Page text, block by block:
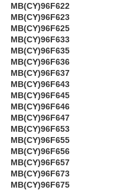
MB(CY)96F622
MB(CY)96F623
MB(CY)96F625
MB(CY)96F633
MB(CY)96F635
MB(CY)96F636
MB(CY)96F637
MB(CY)96F643
MB(CY)96F645
MB(CY)96F646
MB(CY)96F647
MB(CY)96F653
MB(CY)96F655
MB(CY)96F656
MB(CY)96F657
MB(CY)96F673
MB(CY)96F675